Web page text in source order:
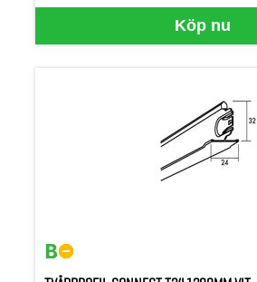
Köp nu